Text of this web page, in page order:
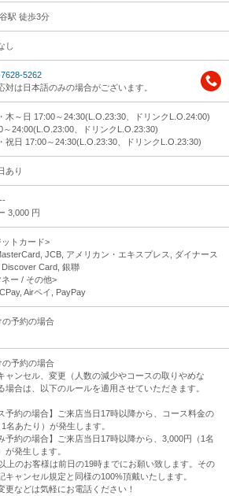
谷駅 徒歩3分
し
5262
対は日本語のみの場合がございます。
木～日 17:00～24:30(L.O.23:30、ドリンクL.O.24:00)
～24:00(L.O.23:00、ドリンクL.O.23:30)
祝日 17:00～24:30(L.O.23:30、ドリンクL.O.23:30)
あり
3,000 円
トカード>
JCB, アメリカン・エキスプレス, ダイナース
Discover Card, 銀聯
ー / その他>
Airペイ, PayPay
の予約の場合
の予約の場合
ャンセル、変更（人数の減少やコースの取りやめな
場合は、以下のルールを適用させていただきます。
予約の場合】ご来店当日17時以降から、コース料金の
名あたり）が発生します。
予約の場合】ご来店当日17時以降から、3,000円（1名
が発生します。
上のお客様は前日の19時までにお願い致します。その
キャンセル規定と同様の100%頂戴いたします。
更などは気軽にお電話ください！